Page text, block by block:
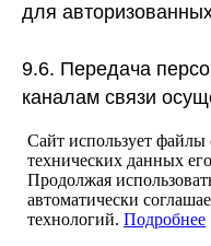
Сайт использует файлы
технических данных
Продолжая
автоматически
технологий. Подробнее
для
9.6. Передача
каналам связи
с алгоритмами
симметричных
(RSA) алгоритмов.